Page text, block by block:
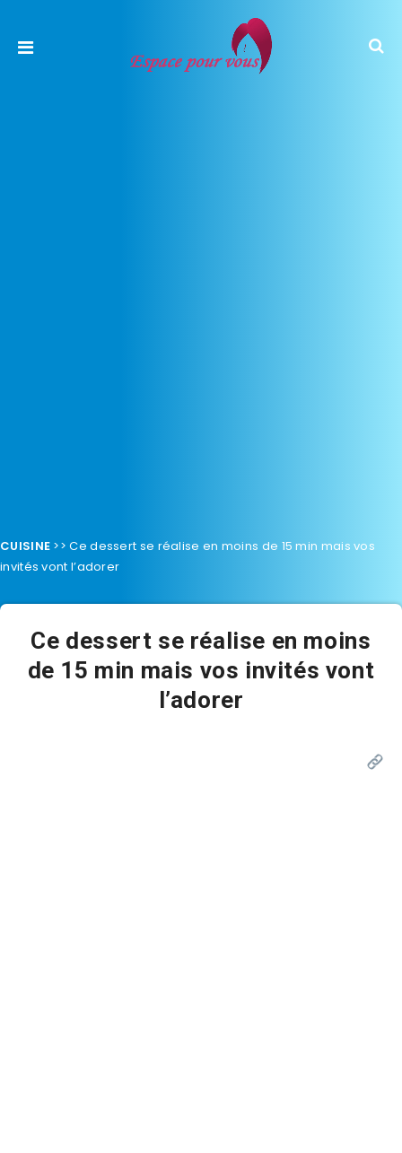
CUISINE >>Ce dessert se réalise en moins de 15 min mais vos
invités vont l’adorer
Ce dessert se réalise en moins
de 15 min mais vos invités vont
l’adorer